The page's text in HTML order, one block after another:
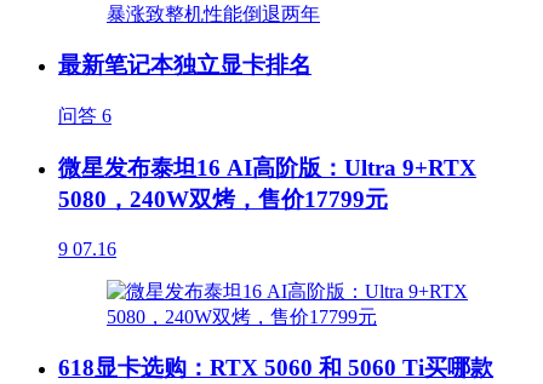
最新笔记本独立显卡排名
问答 6
微星发布泰坦16 AI高阶版：Ultra 9+RTX
5080，240W双烤，售价17799元
9 07.16
618显卡选购：RTX 5060 和 5060 Ti买哪款